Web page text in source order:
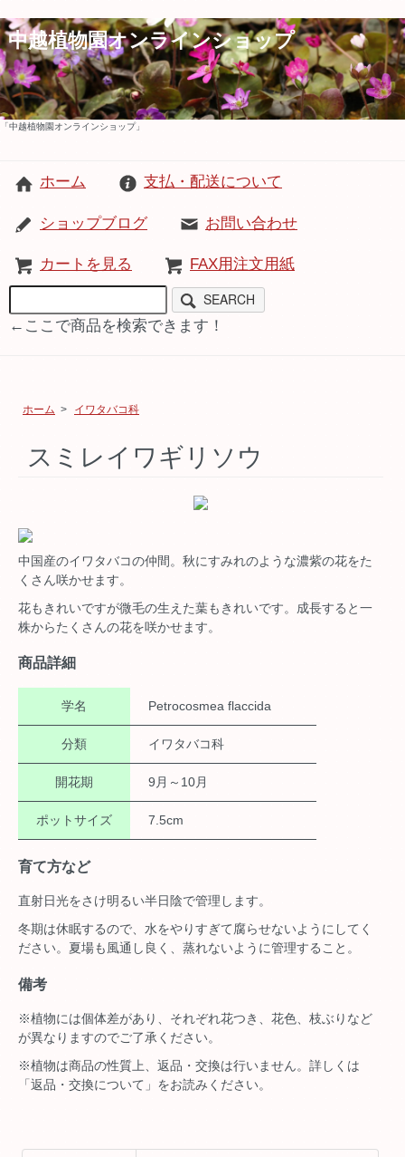
中越植物園オンラインショップ
「中越植物園オンラインショップ」
ホーム 支払・配送について
ショップブログ お問い合わせ
カートを見る FAX用注文用紙
SEARCH
←ここで商品を検索できます！
ホーム > イワタバコ科
スミレイワギリソウ
中国産のイワタバコの仲間。秋にすみれのような濃紫の花をた
くさん咲かせます。
花もきれいですが微毛の生えた葉もきれいです。成長すると一
株からたくさんの花を咲かせます。
商品詳細
学名 Petrocosmea flaccida
分類 イワタバコ科
開花期 9月～10月
ポットサイズ 7.5cm
育て方など
直射日光をさけ明るい半日陰で管理します。
冬期は休眠するので、水をやりすぎて腐らせないようにしてく
ださい。夏場も風通し良く、蒸れないように管理すること。
備考
※植物には個体差があり、それぞれ花つき、花色、枝ぶりなど
が異なりますのでご了承ください。
※植物は商品の性質上、返品・交換は行いません。詳しくは
「返品・交換について」をお読みください。